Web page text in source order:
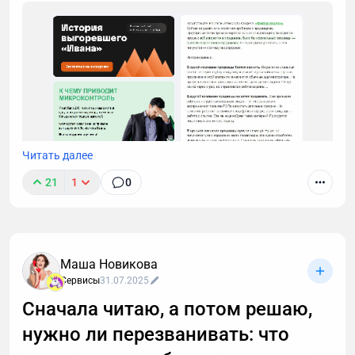
Читать далее
21 1 0
Маша Новикова
Сервисы31.07.2025
Сначала читаю, а потом решаю,
нужно ли перезванивать: что